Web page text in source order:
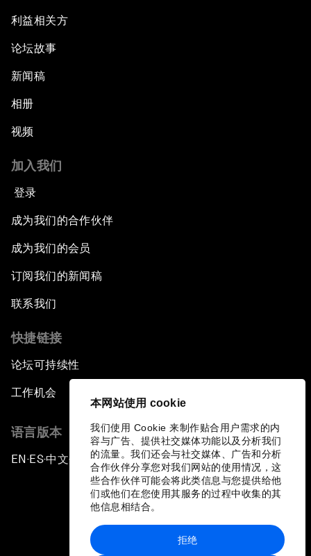
本网站使用 cookie
我们使用 Cookie 来制作贴合用户需求的内
容与广告、提供社交媒体功能以及分析我们
的流量。我们还会与社交媒体、广告和分析
合作伙伴分享您对我们网站的使用情况，这
些合作伙伴可能会将此类信息与您提供给他
们或他们在您使用其服务的过程中收集的其
他信息相结合。
拒绝
利益相关方
论坛故事
新闻稿
相册
视频
加入我们
登录
成为我们的合作伙伴
成为我们的会员
订阅我们的新闻稿
联系我们
快捷链接
论坛可持续性
工作机会
语言版本
EN ▪ES▪中文▪ 日本語